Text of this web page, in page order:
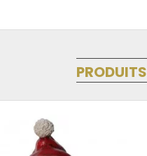
PRODUITS